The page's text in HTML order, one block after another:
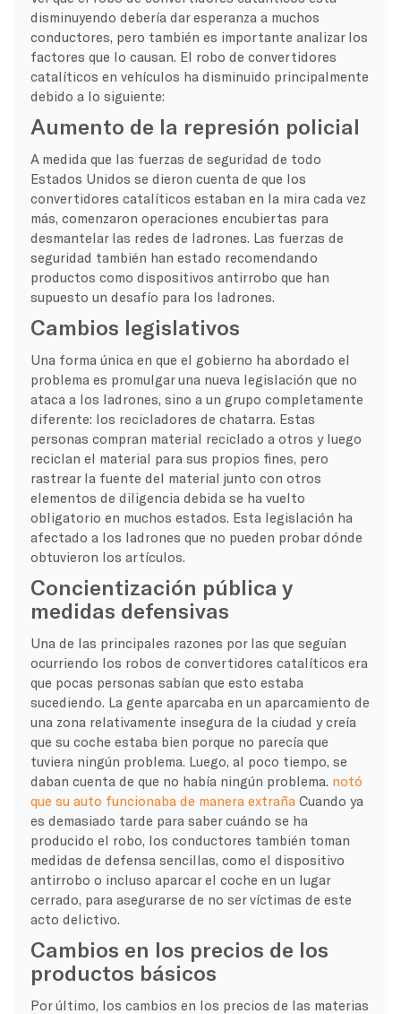
disminuyendo debería dar esperanza a muchos
conductores, pero también es importante analizar los
factores que lo causan. El robo de convertidores
catalíticos en vehículos ha disminuido principalmente
debido a lo siguiente:
Aumento de la represión policial
A medida que las fuerzas de seguridad de todo
Estados Unidos se dieron cuenta de que los
convertidores catalíticos estaban en la mira cada vez
más, comenzaron operaciones encubiertas para
desmantelar las redes de ladrones. Las fuerzas de
seguridad también han estado recomendando
productos como dispositivos antirrobo que han
supuesto un desafío para los ladrones.
Cambios legislativos
Una forma única en que el gobierno ha abordado el
problema es promulgar una nueva legislación que no
ataca a los ladrones, sino a un grupo completamente
diferente: los recicladores de chatarra. Estas
personas compran material reciclado a otros y luego
reciclan el material para sus propios fines, pero
rastrear la fuente del material junto con otros
elementos de diligencia debida se ha vuelto
obligatorio en muchos estados. Esta legislación ha
afectado a los ladrones que no pueden probar dónde
obtuvieron los artículos.
Concientización pública y
medidas defensivas
Una de las principales razones por las que seguían
ocurriendo los robos de convertidores catalíticos era
que pocas personas sabían que esto estaba
sucediendo. La gente aparcaba en un aparcamiento de
una zona relativamente insegura de la ciudad y creía
que su coche estaba bien porque no parecía que
tuviera ningún problema. Luego, al poco tiempo, se
daban cuenta de que no había ningún problema. notó
que su auto funcionaba de manera extraña Cuando ya
es demasiado tarde para saber cuándo se ha
producido el robo, los conductores también toman
medidas de defensa sencillas, como el dispositivo
antirrobo o incluso aparcar el coche en un lugar
cerrado, para asegurarse de no ser víctimas de este
acto delictivo.
Cambios en los precios de los
productos básicos
Por último, los cambios en los precios de las materias